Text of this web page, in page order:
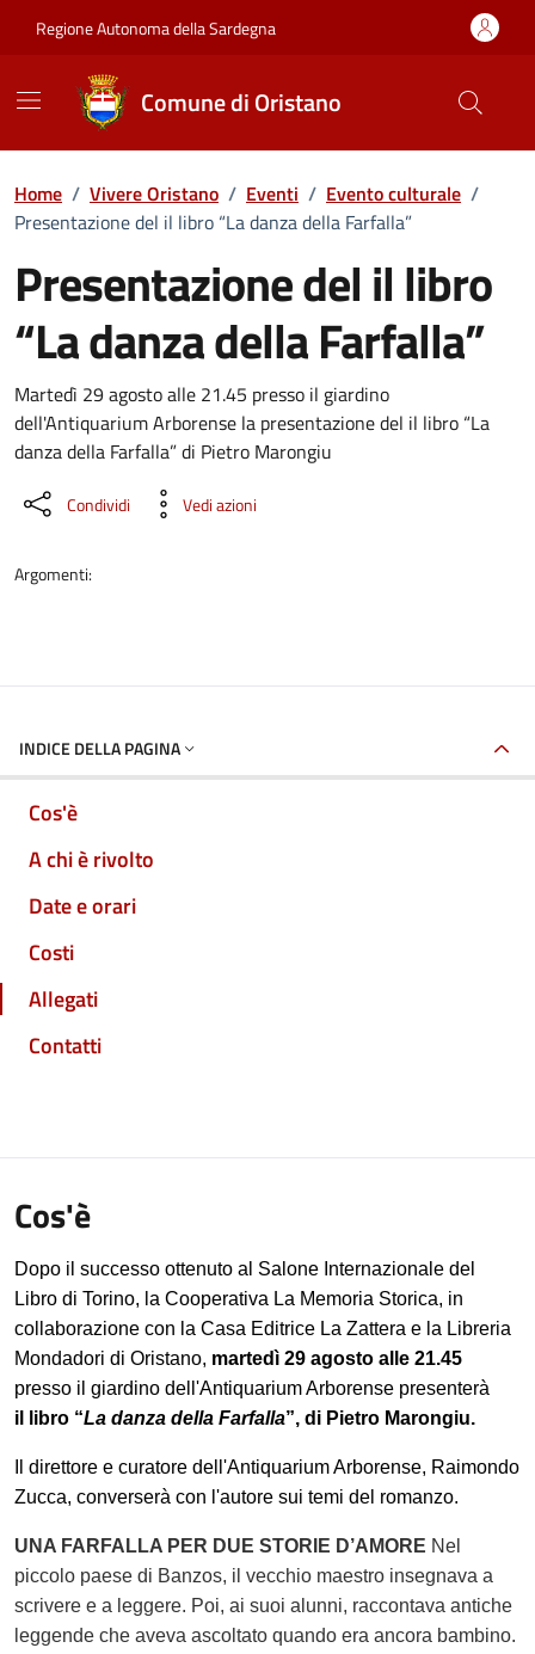
Regione Autonoma della Sardegna
Comune di Oristano
Home / Vivere Oristano / Eventi / Evento culturale /
Presentazione del il libro “La danza della Farfalla”
Presentazione del il libro
“La danza della Farfalla”
Dettaglio dell'evento
Martedì 29 agosto alle 21.45 presso il giardino
dell'Antiquarium Arborense la presentazione del il libro “La
danza della Farfalla” di Pietro Marongiu
Condividi Vedi azioni
Argomenti:
INDICE DELLA PAGINA
Cos'è
A chi è rivolto
Date e orari
Costi
Allegati
Contatti
Cos'è
Dopo il successo ottenuto al Salone Internazionale del
Libro di Torino, l a Cooperativa La Memoria Storica, in
collaborazione con la Casa Editrice La Zattera e la Libreria
Mondadori di Oristano, martedì 29 agosto alle 21.45
presso il giardino dell'Antiquarium Arborense presenterà
il
libro “La danza della Farfalla”, di Pietro Marongiu.
Il direttore e curatore dell'Antiquarium Arborense, Raimondo
Zucca, converserà con l'autore sui temi del romanzo.
UNA FARFALLA PER DUE STORIE D’AMORE Nel
piccolo paese di Banzos, il vecchio maestro insegnava a
scrivere e a leggere. Poi, ai suoi alunni, raccontava antiche
leggende che aveva ascoltato quando era ancora bambino.